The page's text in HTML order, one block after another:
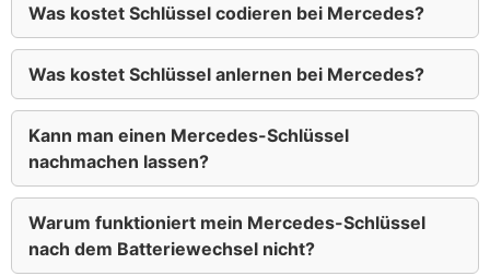
Was kostet Schlüssel codieren bei Mercedes?
Was kostet Schlüssel anlernen bei Mercedes?
Kann man einen Mercedes-Schlüssel
nachmachen lassen?
Warum funktioniert mein Mercedes-Schlüssel
nach dem Batteriewechsel nicht?